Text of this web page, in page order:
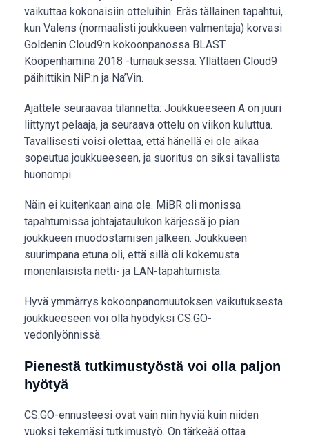
vaikuttaa kokonaisiin otteluihin. Eräs tällainen tapahtui,
kun Valens (normaalisti joukkueen valmentaja) korvasi
Goldenin Cloud9:n kokoonpanossa BLAST
Kööpenhamina 2018 -turnauksessa. Yllättäen Cloud9
päihittikin NiP:n ja Na’Vin.
Ajattele seuraavaa tilannetta: Joukkueeseen A on juuri
liittynyt pelaaja, ja seuraava ottelu on viikon kuluttua.
Tavallisesti voisi olettaa, että hänellä ei ole aikaa
sopeutua joukkueeseen, ja suoritus on siksi tavallista
huonompi.
Näin ei kuitenkaan aina ole. MiBR oli monissa
tapahtumissa johtajataulukon kärjessä jo pian
joukkueen muodostamisen jälkeen. Joukkueen
suurimpana etuna oli, että sillä oli kokemusta
monenlaisista netti- ja LAN-tapahtumista.
Hyvä ymmärrys kokoonpanomuutoksen vaikutuksesta
joukkueeseen voi olla hyödyksi CS:GO-
vedonlyönnissä.
Pienestä tutkimustyöstä voi olla paljon
hyötyä
CS:GO-ennusteesi ovat vain niin hyviä kuin niiden
vuoksi tekemäsi tutkimustyö. On tärkeää ottaa